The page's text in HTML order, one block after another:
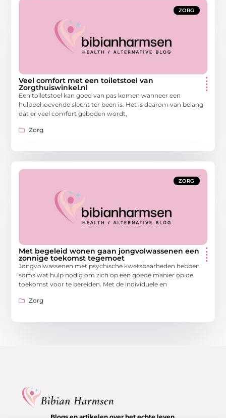
ZORG
Veel comfort met een toiletstoel van
Zorgthuiswinkel.nl
Een toiletstoel kan goed van pas komen wanneer een
hulpbehoevende slecht ter been is. Het is daarom van belang
dat er veel comfort geboden wordt,
Zorg
ZORG
Met begeleid wonen gaan jongvolwassenen een
zonnige toekomst tegemoet
Jongvolwassenen met psychische kwetsbaarheden hebben
soms wat hulp nodig om zich op een goede manier op de
toekomst voor te bereiden. Met de individuele en
Zorg
Blogs en artikelen over het echte leven.